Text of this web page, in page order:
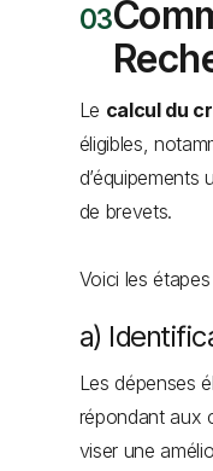
Le calcul du
éligibles,
de brevets.
Voici les
a)
Les dépenses
répondant aux
viser une